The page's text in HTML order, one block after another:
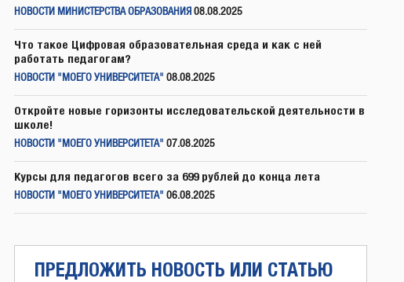
НОВОСТИ МИНИСТЕРСТВА ОБРАЗОВАНИЯ 08.08.2025
Что такое Цифровая образовательная среда и как с ней
работать педагогам?
НОВОСТИ "МОЕГО УНИВЕРСИТЕТА" 08.08.2025
Откройте новые горизонты исследовательской деятельности в
школе!
НОВОСТИ "МОЕГО УНИВЕРСИТЕТА" 07.08.2025
Курсы для педагогов всего за 699 рублей до конца лета
НОВОСТИ "МОЕГО УНИВЕРСИТЕТА" 06.08.2025
ПРЕДЛОЖИТЬ НОВОСТЬ ИЛИ СТАТЬЮ